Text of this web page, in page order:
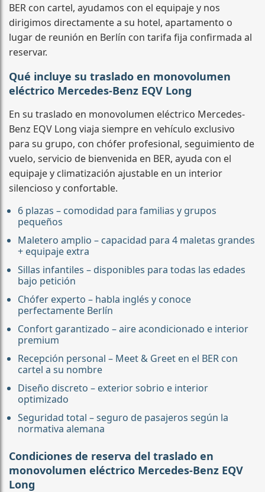
BER con cartel, ayudamos con el equipaje y nos
dirigimos directamente a su hotel, apartamento o
lugar de reunión en Berlín con tarifa fija confirmada al
reservar.
Qué incluye su traslado en monovolumen
eléctrico Mercedes-Benz EQV Long
En su traslado en monovolumen eléctrico Mercedes-
Benz EQV Long viaja siempre en vehículo exclusivo
para su grupo, con chófer profesional, seguimiento de
vuelo, servicio de bienvenida en BER, ayuda con el
equipaje y climatización ajustable en un interior
silencioso y confortable.
6 plazas – comodidad para familias y grupos
pequeños
Maletero amplio – capacidad para 4 maletas grandes
+ equipaje extra
Sillas infantiles – disponibles para todas las edades
bajo petición
Chófer experto – habla inglés y conoce
perfectamente Berlín
Confort garantizado – aire acondicionado e interior
premium
Recepción personal – Meet & Greet en el BER con
cartel a su nombre
Diseño discreto – exterior sobrio e interior
optimizado
Seguridad total – seguro de pasajeros según la
normativa alemana
Condiciones de reserva del traslado en
monovolumen eléctrico Mercedes-Benz EQV
Long